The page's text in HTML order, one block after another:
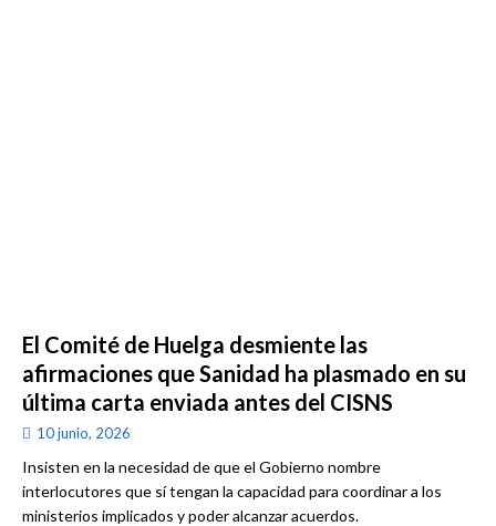
El Comité de Huelga desmiente las
afirmaciones que Sanidad ha plasmado en su
última carta enviada antes del CISNS
10 junio, 2026
Insisten en la necesidad de que el Gobierno nombre
interlocutores que sí tengan la capacidad para coordinar a los
ministerios implicados y poder alcanzar acuerdos.